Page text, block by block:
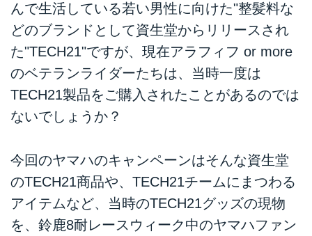
んで生活している若い男性に向けた"整髪料な
どのブランドとして資生堂からリリースされ
た"TECH21"ですが、現在アラフィフ or more
のベテランライダーたちは、当時一度は
TECH21製品をご購入されたことがあるのでは
ないでしょうか？
今回のヤマハのキャンペーンはそんな資生堂
のTECH21商品や、TECH21チームにまつわる
アイテムなど、当時のTECH21グッズの現物
を、鈴鹿8耐レースウィーク中のヤマハファン